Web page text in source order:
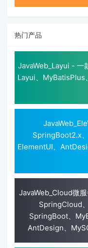
热门产品
JavaWeb_Layui - 一
Layui、MyBatisPlus
SpringBoot2.x
ElementUI、
JavaWeb_Cloud微
SpringCloud
SpringBoot、
AntDesign、